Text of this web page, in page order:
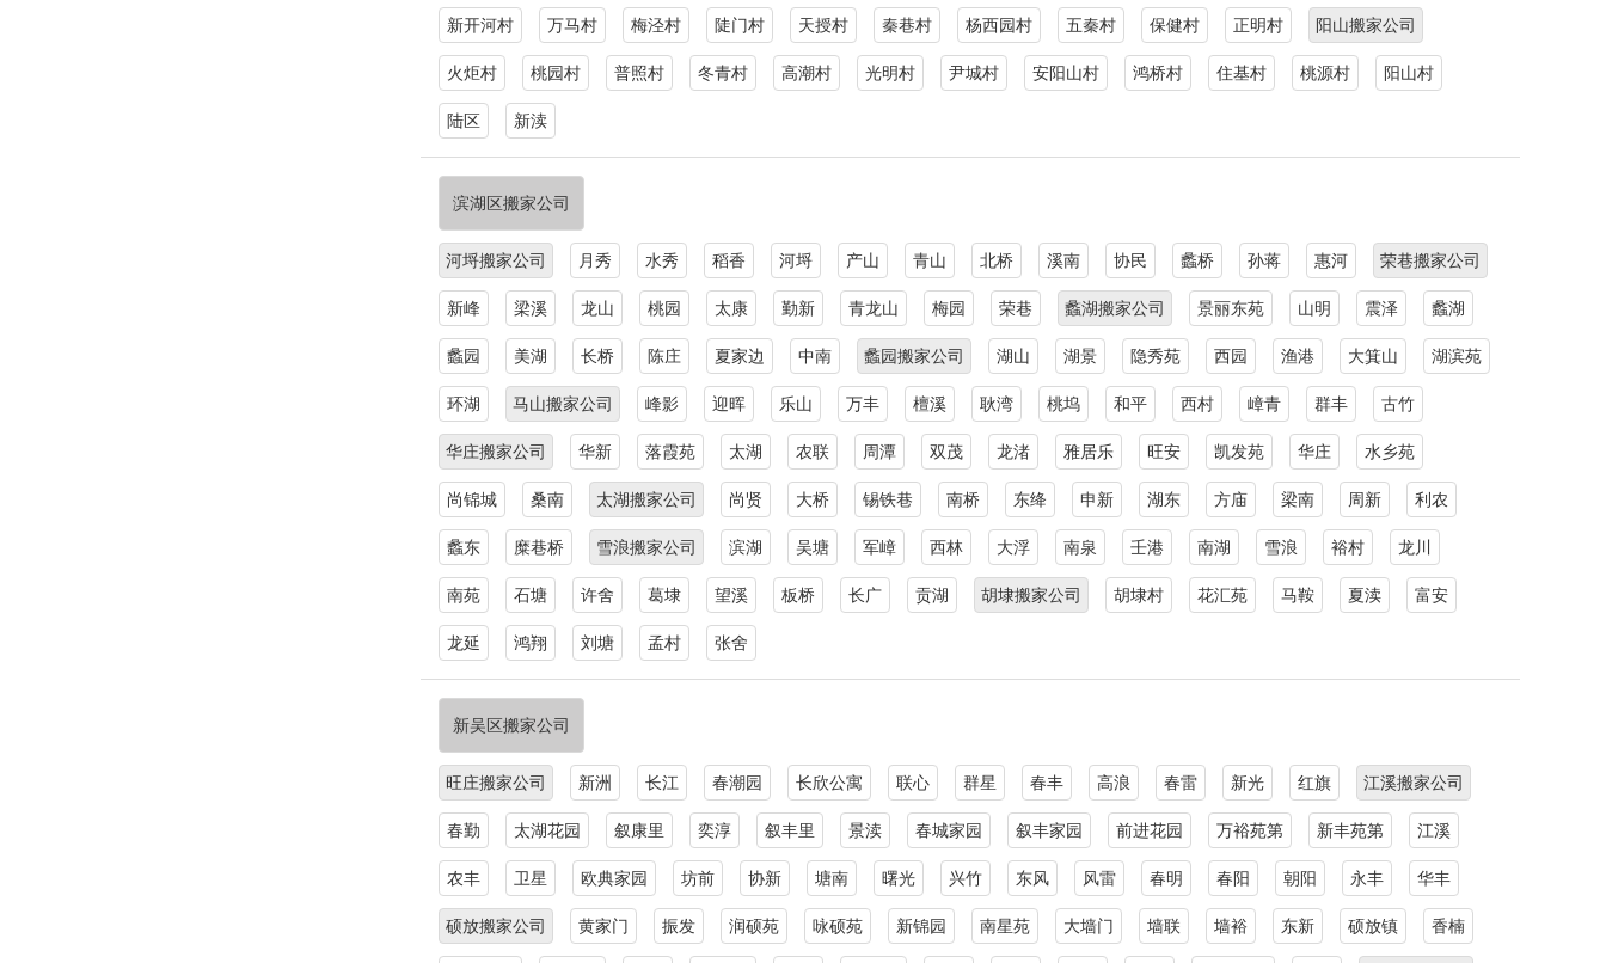
新开河村 万马村 梅泾村 陡门村 天授村 秦巷村 杨西园村 五秦村 保健村 正明村 阳山搬家公司
火炬村 桃园村 普照村 冬青村 高潮村 光明村 尹城村 安阳山村 鸿桥村 住基村 桃源村 阳山村
陆区 新渎
滨湖区搬家公司
河埒搬家公司 月秀 水秀 稻香 河埒 产山 青山 北桥 溪南 协民 蠡桥 孙蒋 惠河 荣巷搬家公司
新峰 梁溪 龙山 桃园 太康 勤新 青龙山 梅园 荣巷 蠡湖搬家公司 景丽东苑 山明 震泽 蠡湖
蠡园 美湖 长桥 陈庄 夏家边 中南 蠡园搬家公司 湖山 湖景 隐秀苑 西园 渔港 大箕山 湖滨苑
环湖 马山搬家公司 峰影 迎晖 乐山 万丰 檀溪 耿湾 桃坞 和平 西村 嶂青 群丰 古竹
华庄搬家公司 华新 落霞苑 太湖 农联 周潭 双茂 龙渚 雅居乐 旺安 凯发苑 华庄 水乡苑
尚锦城 桑南 太湖搬家公司 尚贤 大桥 锡铁巷 南桥 东绛 申新 湖东 方庙 梁南 周新 利农
蠡东 糜巷桥 雪浪搬家公司 滨湖 吴塘 军嶂 西林 大浮 南泉 壬港 南湖 雪浪 裕村 龙川
南苑 石塘 许舍 葛埭 望溪 板桥 长广 贡湖 胡埭搬家公司 胡埭村 花汇苑 马鞍 夏渎 富安
龙延 鸿翔 刘塘 孟村 张舍
新吴区搬家公司
旺庄搬家公司 新洲 长江 春潮园 长欣公寓 联心 群星 春丰 高浪 春雷 新光 红旗 江溪搬家公司
春勤 太湖花园 叙康里 奕淳 叙丰里 景渎 春城家园 叙丰家园 前进花园 万裕苑第 新丰苑第 江溪
农丰 卫星 欧典家园 坊前 协新 塘南 曙光 兴竹 东风 风雷 春明 春阳 朝阳 永丰 华丰
硕放搬家公司 黄家门 振发 润硕苑 咏硕苑 新锦园 南星苑 大墙门 墙联 墙裕 东新 硕放镇 香楠